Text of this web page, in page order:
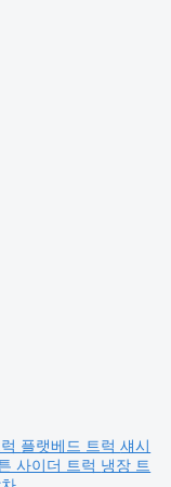
플랫베드 트럭섀시
사이더 트럭 냉장 트